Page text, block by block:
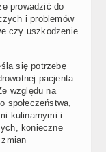
prowadzić do
i problemów
czy uszkodzenie
się potrzebę
pacjenta
względu na
społeczeństwa,
kulinarnymi i
konieczne